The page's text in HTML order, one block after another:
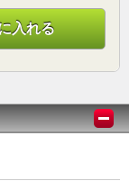
入れる